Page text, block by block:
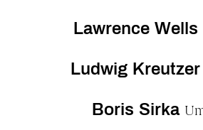
Lawrence Wells
Ludwig Kreutzer
Boris Sirka